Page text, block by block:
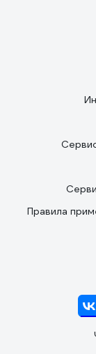
Правила